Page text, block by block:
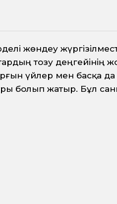
жөндеу
тозу деңгейінің
үйлер мен басқа
болып жатыр. Бұл